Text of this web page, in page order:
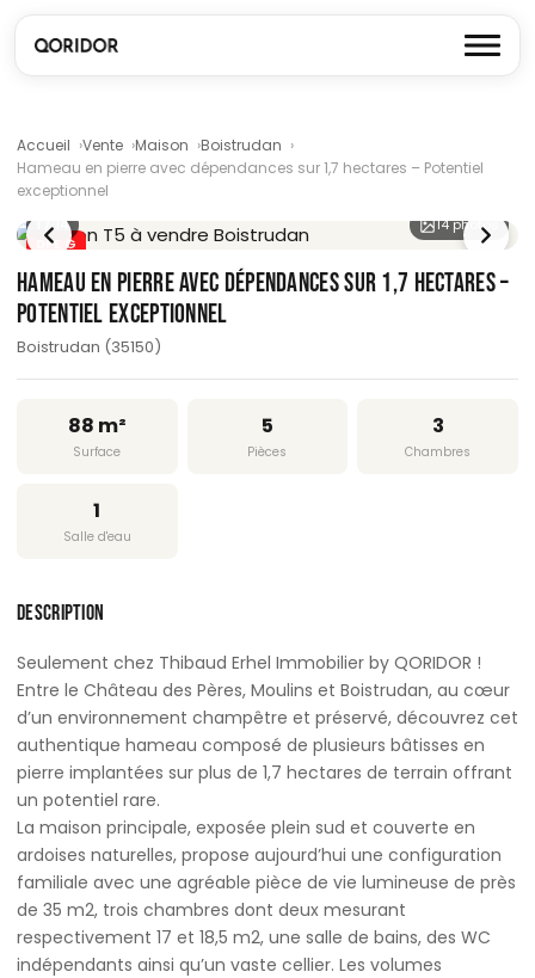
Accueil Vente Maison
Boistrudan
Hameau en pierre avec dépendances sur 1,7 hectares – Potentiel
exceptionnel
DPE G
/ 14 14 photos
HAMEAU EN PIERRE AVEC DÉPENDANCES SUR 1,7 HECTARES –
POTENTIEL EXCEPTIONNEL
Boistrudan (35150)
88 m²
Surface
5
Pièces
3
Chambres
1
Salle d'eau
DESCRIPTION
Seulement chez Thibaud Erhel Immobilier by QORIDOR !
Entre le Château des Pères, Moulins et Boistrudan, au cœur
d’un environnement champêtre et préservé, découvrez cet
authentique hameau composé de plusieurs bâtisses en
pierre implantées sur plus de 1,7 hectares de terrain offrant
un potentiel rare.
La maison principale, exposée plein sud et couverte en
ardoises naturelles, propose aujourd’hui une configuration
familiale avec une agréable pièce de vie lumineuse de près
de 35 m2, trois chambres dont deux mesurant
respectivement 17 et 18,5 m2, une salle de bains, des WC
indépendants ainsi qu’un vaste cellier. Les volumes